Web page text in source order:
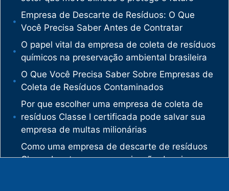
Empresa de Descarte de Resíduos: O Que
Você Precisa Saber Antes de Contratar
O papel vital da empresa de coleta de resíduos
químicos na preservação ambiental brasileira
O Que Você Precisa Saber Sobre Empresas de
Coleta de Resíduos Contaminados
Por que escolher uma empresa de coleta de
resíduos Classe I certificada pode salvar sua
empresa de multas milionárias
Como uma empresa de descarte de resíduos
Classe I protege sua organização de crimes